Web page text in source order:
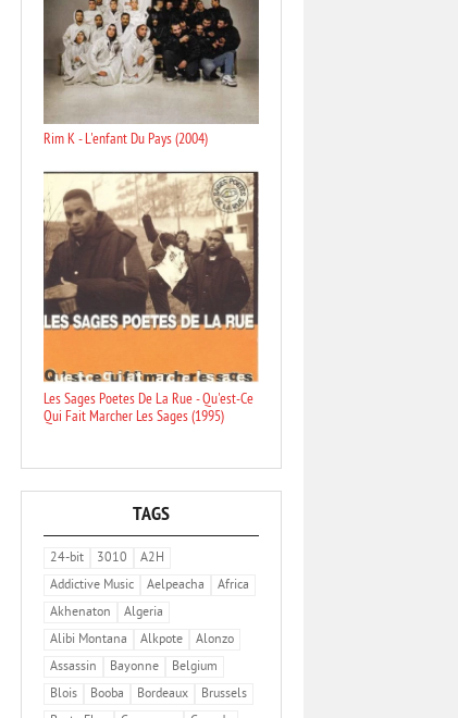
Rim K - L'enfant Du Pays (2004)
Les Sages Poetes De La Rue - Qu'est-Ce
Qui Fait Marcher Les Sages (1995)
TAGS
24-bit 3010
A2H
Addictive Music
Aelpeacha
Africa
Akhenaton
Algeria
Alibi Montana
Alkpote
Alonzo
Assassin
Bayonne
Belgium
Blois
Booba Bordeaux
Brussels